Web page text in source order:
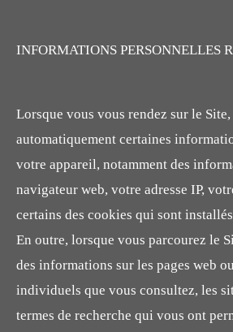
INFORMATIONS PERSONNELLES
Lorsque vous vous rendez sur le
automatiquement certaines
votre appareil, notamment des
navigateur web, votre adresse IP,
certains des cookies qui sont
En outre, lorsque vous parcourez le
des informations sur les pages web
individuels que vous consultez, les
termes de recherche qui vous ont